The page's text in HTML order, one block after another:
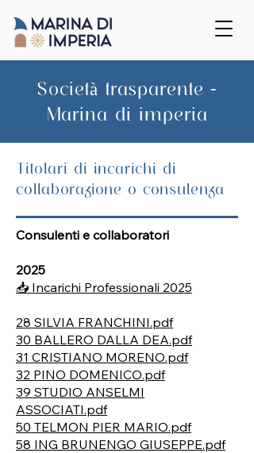
Società trasparente -
Marina di imperia
Titolari di incarichi di
collaborazione o consulenza
Consulenti e collaboratori
2025
📥 Incarichi Professionali 2025
28 SILVIA FRANCHINI.pdf
30 BALLERO DALLA DEA.pdf
31 CRISTIANO MORENO.pdf
32 PINO DOMENICO.pdf
39 STUDIO ANSELMI
ASSOCIATI.pdf
50 TELMON PIER MARIO.pdf
58 ING BRUNENGO GIUSEPPE.pdf